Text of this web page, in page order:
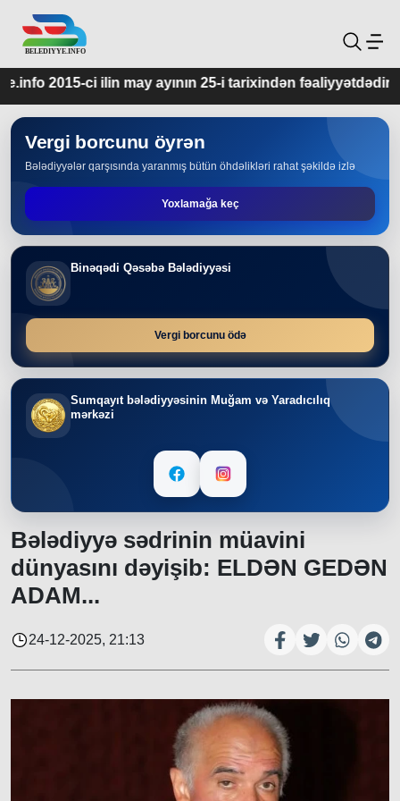
ayının 25-i tarixindən fəaliyyətdədir.
Vergi borcunu öyrən
Bələdiyyələr qarşısında yaranmış bütün öhdəlikləri rahat şəkildə izlə
Yoxlamağa keç
Binəqədi Qəsəbə Bələdiyyəsi
Vergi borcunu ödə
Sumqayıt bələdiyyəsinin Muğam və Yaradıcılıq
mərkəzi
Bələdiyyə sədrinin müavini
dünyasını dəyişib: ELDƏN GEDƏN
ADAM...
24-12-2025, 21:13